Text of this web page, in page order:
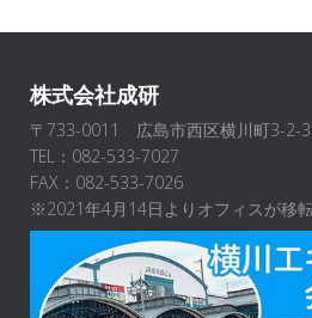
ナ
ビ
ゲ
ー
シ
株式会社成研
〒733-0011 広島市西区横川町3-2-
TEL：082-533-7027
FAX：082-533-7026
※2021年4月14日よりオフィスが移